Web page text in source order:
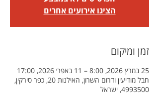
הציגו אירועים אחרים
זמן ומיקום
25 במרץ 2026, 8:00 – 11 באפר׳ 2026, 17:00
חבל מודיעין ודרום השרון, האילנות 20, כפר סירקין,
4993500, ישראל